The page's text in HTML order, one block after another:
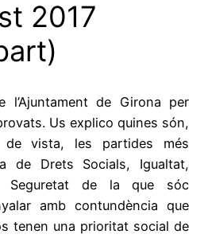
2017
l’Ajuntament de Girona per
Us explico quines són,
vista, les partides més
de Drets Socials, Igualtat,
Seguretat de la que sóc
amb contundència que
tenen una prioritat social de